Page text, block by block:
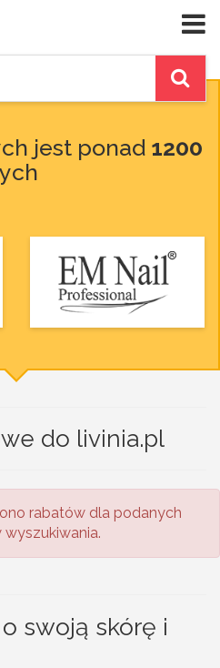
jest ponad 1200
do livinia.pl
rabatów dla podanych
swoją skórę i